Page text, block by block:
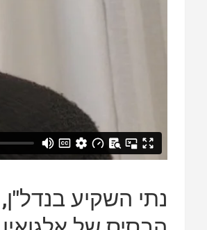
נתי השקיע